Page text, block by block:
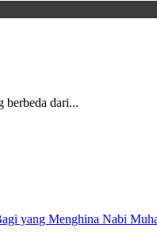
berbeda dari...